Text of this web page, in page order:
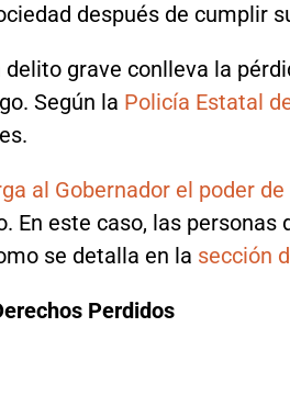
después de cumplir
delito grave conlleva la
Según la Policía Estatal
al Gobernador el poder
En este caso, las personas
se detalla en la sección
Perdidos